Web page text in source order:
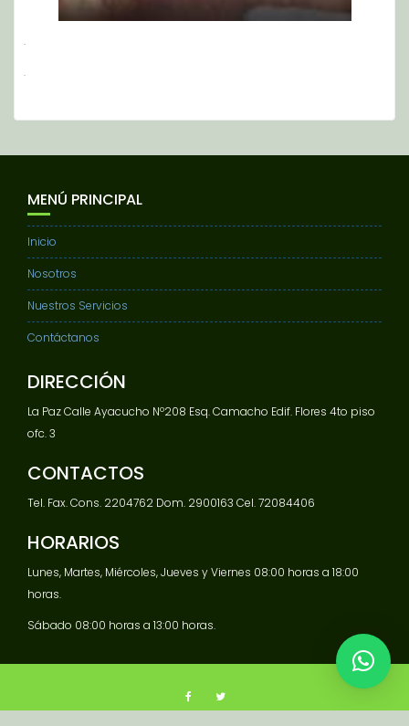
.
.
MENÚ PRINCIPAL
Inicio
Nosotros
Nuestros Servicios
Contáctanos
DIRECCIÓN
La Paz Calle Ayacucho Nº208 Esq. Camacho Edif. Flores 4to piso
ofc. 3
CONTACTOS
Tel. Fax. Cons. 2204762 Dom. 2900163 Cel. 72084406
HORARIOS
Lunes, Martes, Miércoles, Jueves y Viernes 08:00 horas a 18:00
horas.
Sábado 08:00 horas a 13:00 horas.